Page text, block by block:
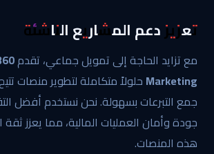
تعزيز دعم المشاريع الناشئة
مع تزايد الحاجة إلى تمويل جماعي، تقدم
Marketing حلولاً متكاملة لتطوير منصات
جمع التبرعات بسهولة. نحن نستخدم أفضل
جودة وأمان العمليات المالية، مما يعزز
هذه المنصات.